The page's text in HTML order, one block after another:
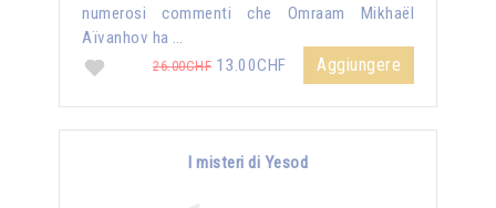
numerosi commenti che Omraam Mikhaël
Aïvanhov ha …
26.00CHF 13.00CHF Aggiungere
I misteri di Yesod